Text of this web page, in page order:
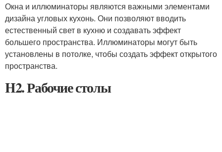
Окна и иллюминаторы являются важными элементами
дизайна угловых кухонь. Они позволяют вводить
естественный свет в кухню и создавать эффект
большего пространства. Иллюминаторы могут быть
установлены в потолке, чтобы создать эффект открытого
пространства.
H2. Рабочие столы